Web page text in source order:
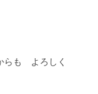
らも よろしく